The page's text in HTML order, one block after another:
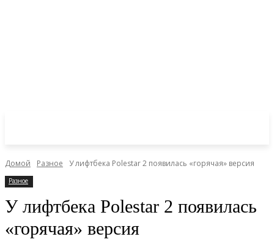
Домой Разное У лифтбека Polestar 2 появилась «горячая» версия
Разное
У лифтбека Polestar 2 появилась
«горячая» версия